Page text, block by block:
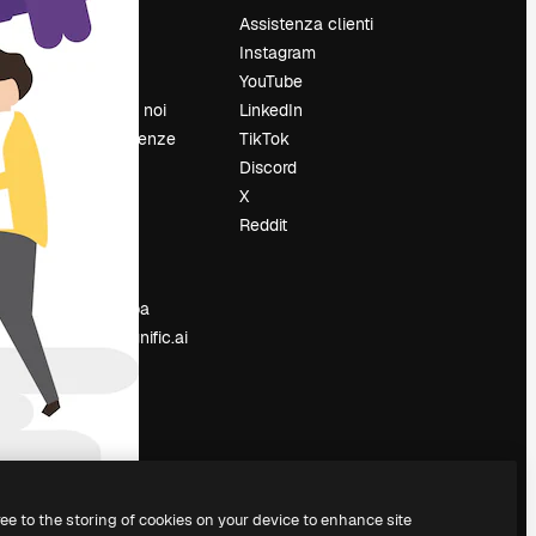
Prezzi
Chi siamo
Lavora con noi
Cerca tendenze
Sala stampa
Cerchi magnific.ai
Assistenza clienti
Instagram
YouTube
LinkedIn
TikTok
Discord
X
Reddit
to the storing of cookies on your device to enhance site